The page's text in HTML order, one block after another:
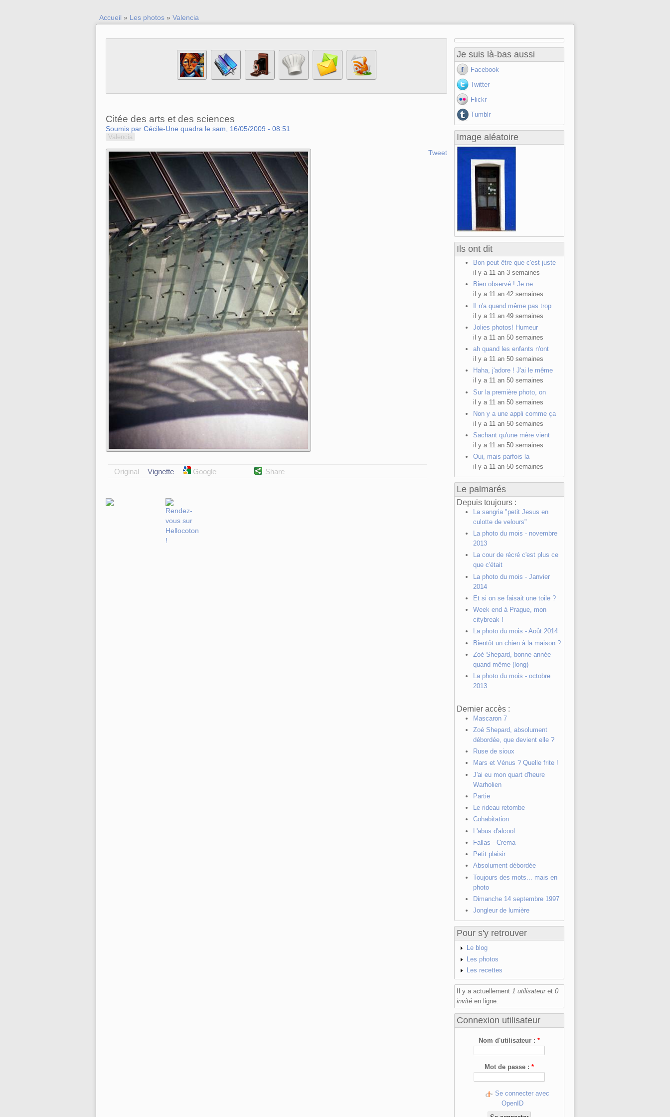
Accueil » Les photos » Valencia
Citée des arts et des sciences
Soumis par Cécile-Une quadra le sam, 16/05/2009 - 08:51
Valencia
Tweet
Original Vignette Google Share
Je suis là-bas aussi
Facebook
Twitter
Flickr
Tumblr
Image aléatoire
Ils ont dit
Bon peut être que c'est juste
il y a 11 an 3 semaines
Bien observé ! Je ne
il y a 11 an 42 semaines
Il n'a quand même pas trop
il y a 11 an 49 semaines
Jolies photos! Humeur
il y a 11 an 50 semaines
ah quand les enfants n'ont
il y a 11 an 50 semaines
Haha, j'adore ! J'ai le même
il y a 11 an 50 semaines
Sur la première photo, on
il y a 11 an 50 semaines
Non y a une appli comme ça
il y a 11 an 50 semaines
Sachant qu'une mère vient
il y a 11 an 50 semaines
Oui, mais parfois la
il y a 11 an 50 semaines
Le palmarés
Depuis toujours :
La sangria "petit Jesus en
culotte de velours"
La photo du mois - novembre
2013
La cour de récré c'est plus ce
que c'était
La photo du mois - Janvier
2014
Et si on se faisait une toile ?
Week end à Prague, mon
citybreak !
La photo du mois - Août 2014
Bientôt un chien à la maison ?
Zoé Shepard, bonne année
quand même (long)
La photo du mois - octobre
2013
Dernier accès :
Mascaron 7
Zoé Shepard, absolument
débordée, que devient elle ?
Ruse de sioux
Mars et Vénus ? Quelle frite !
J'ai eu mon quart d'heure
Warholien
Partie
Le rideau retombe
Cohabitation
L'abus d'alcool
Fallas - Crema
Petit plaisir
Absolument débordée
Toujours des mots... mais en
photo
Dimanche 14 septembre 1997
Jongleur de lumière
Pour s'y retrouver
Le blog
Les photos
Les recettes
Il y a actuellement 1 utilisateuret0
invité en ligne.
Connexion utilisateur
Nom d'utilisateur :*
Mot de passe :*
Se connecter avec
OpenID